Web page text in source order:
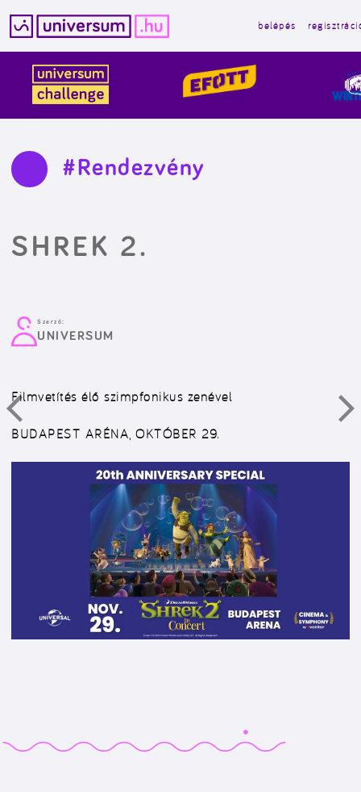
tartalomba
belépés
#Rendezvény
SHREK 2.
Szerző:
UNIVERSUM
Filmvetítés élő szimpfonikus zenével
BUDAPEST ARÉNA, OKTÓBER 29.